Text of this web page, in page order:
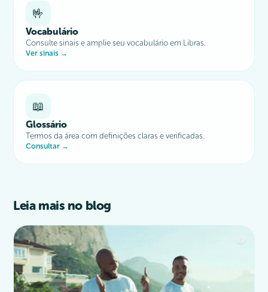
🤟
Vocabulário
Consulte sinais e amplie seu vocabulário em Libras.
Ver sinais →
📖
Glossário
Termos da área com definições claras e verificadas.
Consultar →
Leia mais no blog